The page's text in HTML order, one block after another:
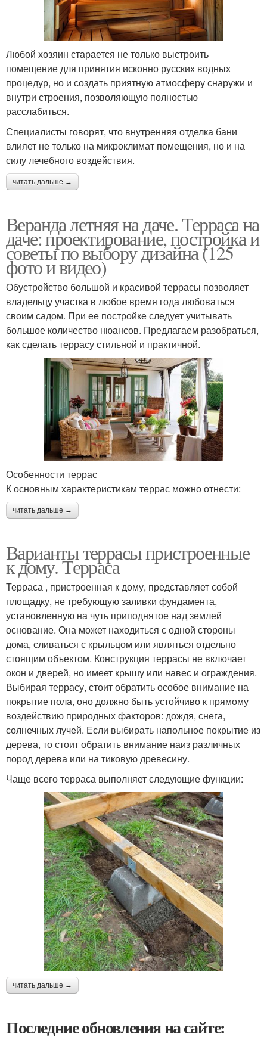
Любой хозяин старается не только выстроить
помещение для принятия исконно русских водных
процедур, но и создать приятную атмосферу снаружи и
внутри строения, позволяющую полностью
расслабиться.
Специалисты говорят, что внутренняя отделка бани
влияет не только на микроклимат помещения, но и на
силу лечебного воздействия.
читать дальше →
Веранда летняя на даче. Терраса на
даче: проектирование, постройка и
советы по выбору дизайна (125
фото и видео)
Обустройство большой и красивой террасы позволяет
владельцу участка в любое время года любоваться
своим садом. При ее постройке следует учитывать
большое количество нюансов. Предлагаем разобраться,
как сделать террасу стильной и практичной.
Особенности террас
К основным характеристикам террас можно отнести:
читать дальше →
Варианты террасы пристроенные
к дому. Терраса
Терраса , пристроенная к дому, представляет собой
площадку, не требующую заливки фундамента,
установленную на чуть приподнятое над землей
основание. Она может находиться с одной стороны
дома, сливаться с крыльцом или являться отдельно
стоящим объектом. Конструкция террасы не включает
окон и дверей, но имеет крышу или навес и ограждения.
Выбирая террасу, стоит обратить особое внимание на
покрытие пола, оно должно быть устойчиво к прямому
воздействию природных факторов: дождя, снега,
солнечных лучей. Если выбирать напольное покрытие из
дерева, то стоит обратить внимание наиз различных
пород дерева или на тиковую древесину.
Чаще всего терраса выполняет следующие функции:
читать дальше →
Последние обновления на сайте: